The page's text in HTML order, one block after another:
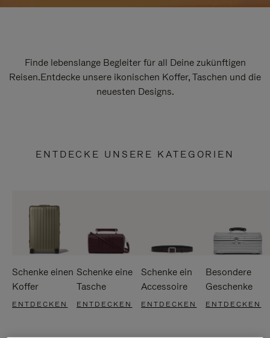
Finde lebenslange Begleiter für all Deine zukünftigen
Reisen.Entdecke unsere ikonischen Koffer, Taschen und die
neuesten Designs.
ENTDECKE UNSERE KATEGORIEN
Schenke einen
Koffer
ENTDECKEN
Schenke eine
Tasche
ENTDECKEN
Schenke ein
Accessoire
ENTDECKEN
Besondere
Geschenke
ENTDECKEN